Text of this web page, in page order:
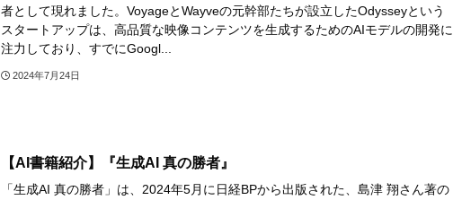
者として現れました。VoyageとWayveの元幹部たちが設立したOdysseyという
スタートアップは、高品質な映像コンテンツを生成するためのAIモデルの開発に
注力しており、すでにGoogl...
2024年7月24日
【AI書籍紹介】『生成AI 真の勝者』
「生成AI 真の勝者」は、2024年5月に日経BPから出版された、島津 翔さん著の